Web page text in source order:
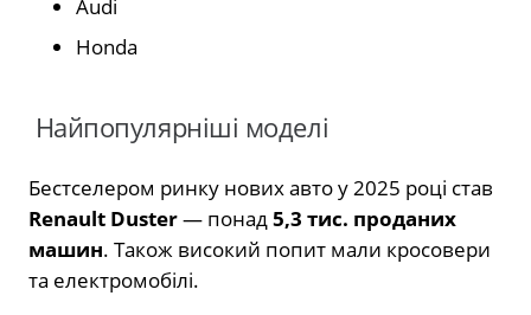
Audi
Honda
Найпопулярніші моделі
Бестселером ринку нових авто у 2025 році став
Renault Duster— понад5,3 тис. проданих
машин. Також високий попит мали кросовери
та електромобілі.